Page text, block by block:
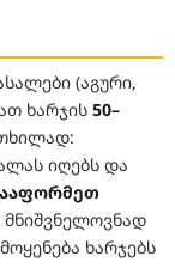
(აგური,
ხარჯის 50–
იღებს და
მნიშვნელოვნად
ხარჯებს